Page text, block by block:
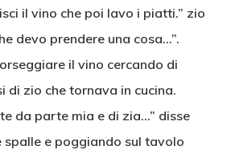
il vino che poi lavo i piatti.” zio
devo prendere una cosa…”.
il vino cercando di
di zio che tornava in cucina.
da parte mia e di zia…” disse
spalle e poggiando sul tavolo